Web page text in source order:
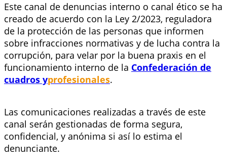
Este canal de denuncias interno o canal ético se ha
creado de acuerdo con la Ley 2/2023, reguladora
de la protección de las personas que informen
sobre infracciones normativas y de lucha contra la
corrupción, para velar por la buena praxis en el
funcionamiento interno de la Confederación de
cuadros yprofesionales.
Las comunicaciones realizadas a través de este
canal serán gestionadas de forma segura,
confidencial, y anónima si así lo estima el
denunciante.